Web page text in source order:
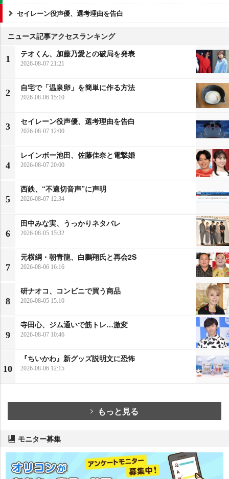
セイレーン役声優、選考理由を告白
ニュース記事アクセスランキング
1
テオくん、加藤乃愛との破局を発表
2026-08-07 21:21
2
自宅で「温泉卵」を簡単に作る方法
2026-08-06 15:10
3
セイレーン役声優、選考理由を告白
2026-08-07 12:00
4
レインボー池田、佐藤佳奈と電撃婚
2026-08-07 20:00
5
西鉄、“不適切音声”に声明
2026-08-07 12:34
6
田中みな実、うっかりネタバレ
2026-08-05 15:32
7
元横綱・朝青龍、白鵬翔氏と再会2S
2026-08-06 16:16
8
研ナオコ、コンビニで買う商品
2026-08-05 15:10
9
寺田心、ジム通いで筋トレ…激変
2026-08-07 10:46
10
『ちいかわ』新グッズ説明文に恐怖
2026-08-06 12:15
もっと見る
モニター募集